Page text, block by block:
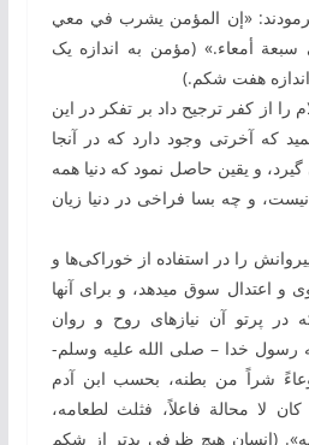
«إن المؤمن یشرب في معي
أمعاء.» (مؤمن به ‏اندازه یک
هفت شکم.)
از کفر ترجیح داد بر تفکر در این
که آخرتی وجود دارد که در آن‏جا
و یقین حاصل نمود که دنیا همه
و چه بسا فراخی در دنیا زیان
را در استفاده از خوراکی‌‏ها و
و اعتدال سوق می‏دهد، و برای آن‏ها
پرتو آن نیازهای روح و روان
رسول خدا – صلی الله علیه وسلم-
شراً من بطنه، بحسب ابن آدم
لا محالة فاعلاً، فثلث لطعامه،
(انسان هیچ ظرفی بدتر از شکم